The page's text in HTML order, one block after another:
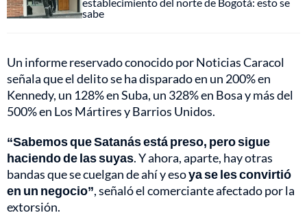
sabe
Un informe reservado conocido por Noticias Caracol
señala que el delito se ha disparado en un 200% en
Kennedy, un 128% en Suba, un 328% en Bosa y más del
500% en Los Mártires y Barrios Unidos.
“Sabemos que Satanás está preso, pero sigue
haciendo de las suyas. Y ahora, aparte, hay otras
bandas que se cuelgan de ahí y esoya se les convirtió
en un negocio”, señaló el comerciante afectado por la
extorsión.